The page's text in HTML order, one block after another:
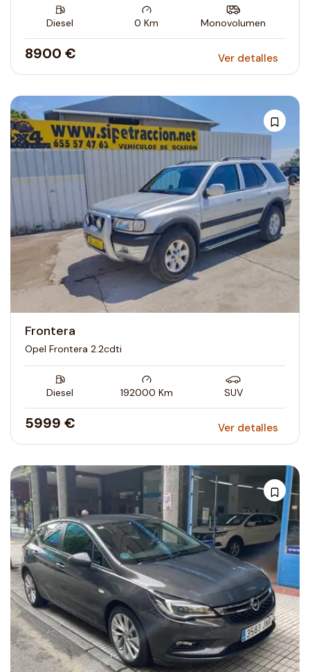
Diesel 0 Km Monovolumen
8900 € Ver detalles
Frontera
Opel Frontera 2.2cdti
Diesel 192000 Km SUV
5999 € Ver detalles